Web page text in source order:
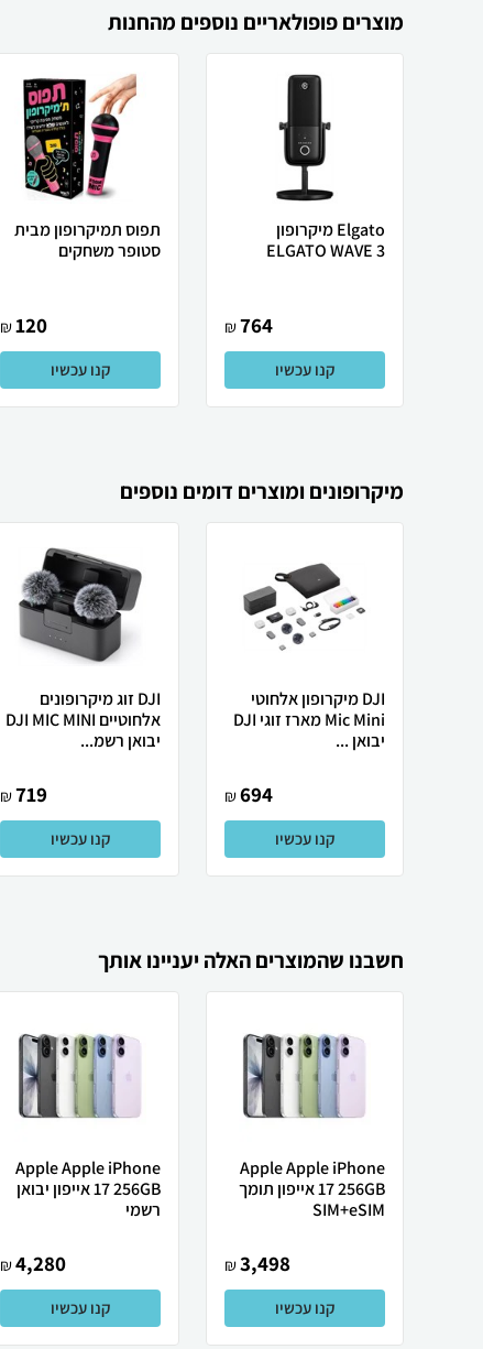
מוצרים פופולאריים נוספים מהחנות
Elgato מיקרופון
ELGATO WAVE 3
764
₪
קנו עכשיו
תפוס תמיקרופון מבית
סטופר משחקים
120
₪
קנו עכשיו
מיקרופונים ומוצרים דומים נוספים
DJI ‏מיקרופון אלחוטי
Mic Mini מארז זוגי DJI
יבואן ...
694
₪
קנו עכשיו
DJI זוג מיקרופונים
אלחוטיים DJI MIC MINI
יבואן רשמ...
719
₪
קנו עכשיו
חשבנו שהמוצרים האלה יעניינו אותך
Apple Apple iPhone
17 256GB אייפון תומך
SIM+eSIM
3,498
₪
קנו עכשיו
Apple Apple iPhone
17 256GB אייפון יבואן
רשמי
4,280
₪
קנו עכשיו